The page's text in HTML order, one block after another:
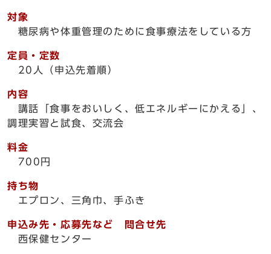
対象
糖尿病や体重管理のために食事療法をしている方
定員・定数
20人（申込先着順）
内容
講話「食事をおいしく、低エネルギーにかえる」、
調理実習と試食、交流会
料金
700円
持ち物
エプロン、三角巾、手ふき
申込み先・応募先など 問合せ先
西保健センター